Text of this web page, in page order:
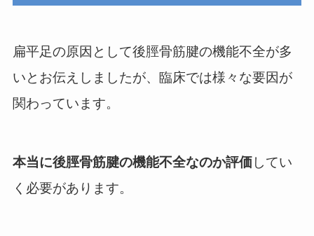
扁平足の原因として後脛骨筋腱の機能不全が多
いとお伝えしましたが、臨床では様々な要因が
関わっています。
本当に後脛骨筋腱の機能不全なのか評価してい
く必要があります。